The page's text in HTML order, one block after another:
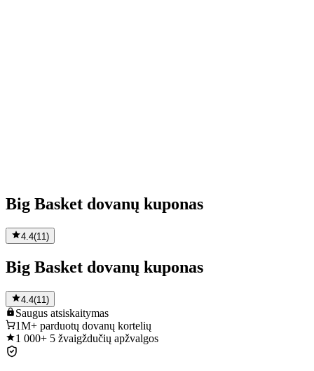
Big Basket dovanų kuponas
4.4(11 )
Big Basket dovanų kuponas
4.4(11)
Saugus atsiskaitymas
1M+ parduotų dovanų kortelių
1 000+ 5 žvaigždučių apžvalgos